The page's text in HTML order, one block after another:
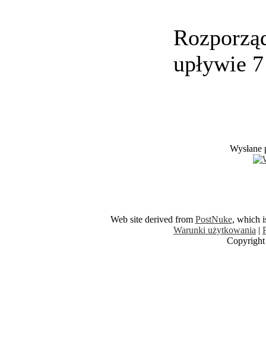
upływie
Web site derived from PostNuke, which
Warunki użytkowania |